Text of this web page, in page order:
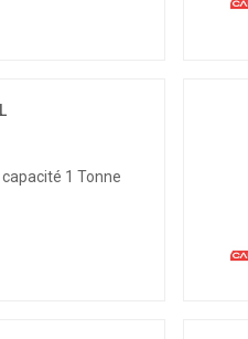
1 Tonne